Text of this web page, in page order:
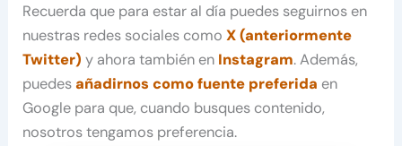
Recuerda que para estar al día puedes seguirnos en
nuestras redes sociales comoX (anteriormente
Twitter) y ahora también en Instagram. Además,
puedesañadirnos como fuente preferida en
Google para que, cuando busques contenido,
nosotros tengamos preferencia.